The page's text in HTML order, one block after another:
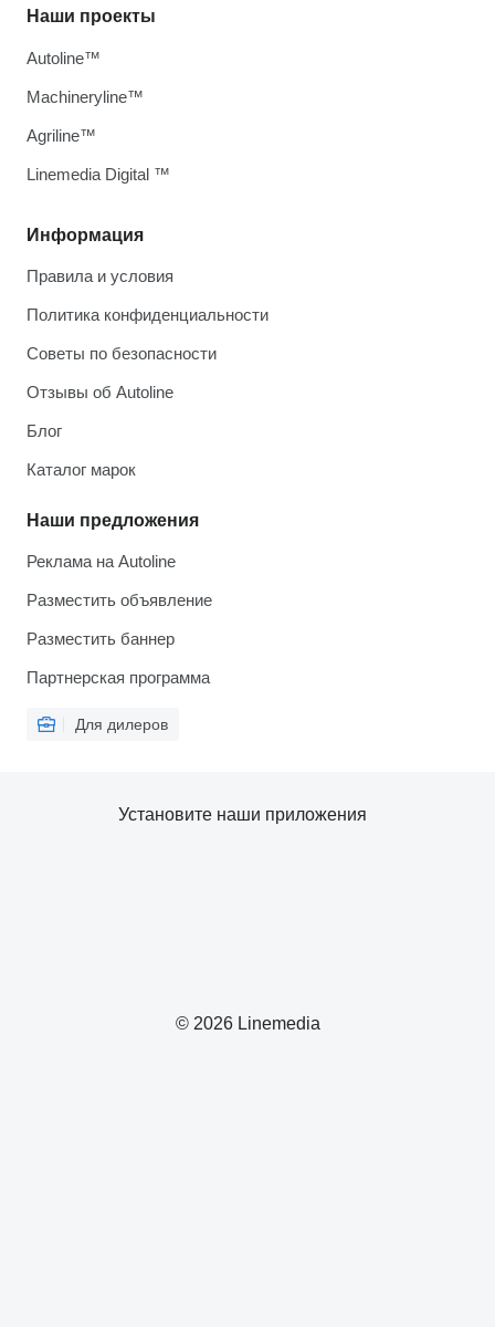
Информация
Правила и условия
Политика конфиденциальности
Советы по безопасности
Отзывы об Autoline
Блог
Каталог марок
Наши предложения
Реклама на Autoline
Разместить объявление
Разместить баннер
Партнерская программа
Для дилеров
Наши проекты
Autoline™
Machineryline™
Agriline™
Linemedia Digital ™
© 2026 Linemedia
Установите наши приложения